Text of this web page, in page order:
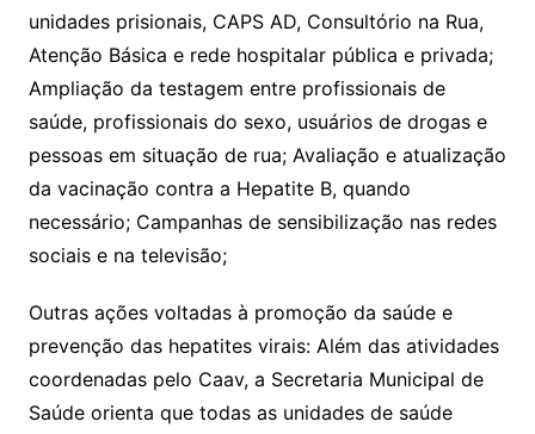
unidades prisionais, CAPS AD, Consultório na Rua,
Atenção Básica e rede hospitalar pública e privada;
Ampliação da testagem entre profissionais de
saúde, profissionais do sexo, usuários de drogas e
pessoas em situação de rua; Avaliação e atualização
da vacinação contra a Hepatite B, quando
necessário; Campanhas de sensibilização nas redes
sociais e na televisão;
Outras ações voltadas à promoção da saúde e
prevenção das hepatites virais: Além das atividades
coordenadas pelo Caav, a Secretaria Municipal de
Saúde orienta que todas as unidades de saúde